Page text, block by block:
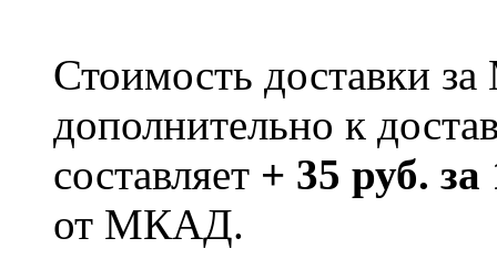
Стоимость доставки
дополнительно к
составляет + 35 руб.
от МКАД.